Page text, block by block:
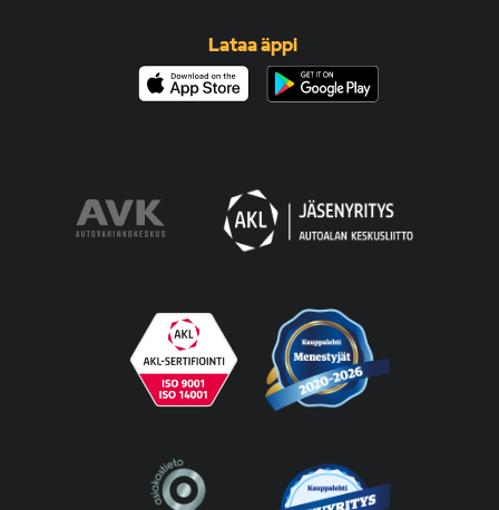
Lataa äppi